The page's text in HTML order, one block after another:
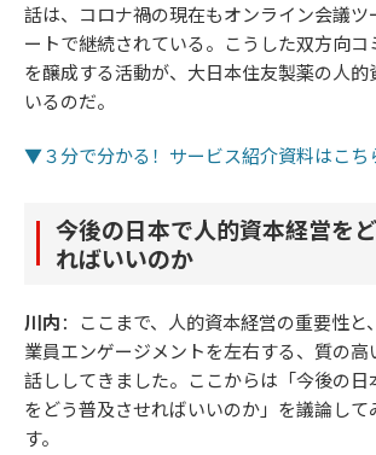
話は、コロナ禍の現在もオンライン会議ツ
ートで継続されている。こうした双方向コ
を醸成する活動が、大日本住友製薬の人的
いるのだ。
▼３分で分かる！サービス紹介資料はこち
今後の日本で人的資本経営を
ればいいのか
川内：ここまで、人的資本経営の重要性と
業員エンゲージメントを左右する、質の
話ししてきました。ここからは「今後の日
をどう普及させればいいのか」を議論して
す。